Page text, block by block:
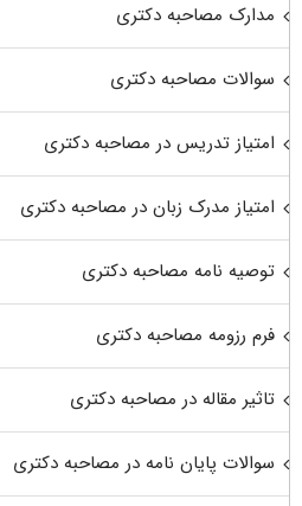
مدارک مصاحبه دکتری
سوالات مصاحبه دکتری
امتیاز تدریس در مصاحبه دکتری
امتیاز مدرک زبان در مصاحبه دکتری
توصیه نامه مصاحبه دکتری
فرم رزومه مصاحبه دکتری
تاثیر مقاله در مصاحبه دکتری
سوالات پایان نامه در مصاحبه دکتری